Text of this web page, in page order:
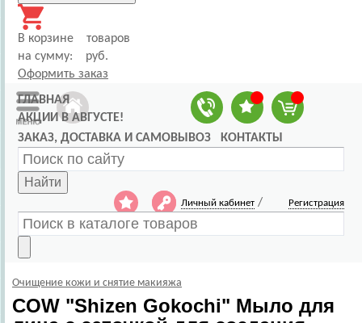
В корзине
товаров
на сумму:
руб.
Оформить заказ
ГЛАВНАЯ
АКЦИИ В АВГУСТЕ!
ЗАКАЗ, ДОСТАВКА И САМОВЫВОЗ
КОНТАКТЫ
Найти
Личный кабинет / Регистрация
Очищение кожи и снятие макияжа
COW "Shizen Gokochi" Мыло для